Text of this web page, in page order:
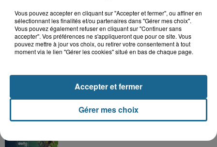
Grand jeu de l'été : les cabines de plages
Gagnez vos entrées pour Dennlys
Vous pouvez accepter en cliquant sur "Accepter et fermer", ou affiner en
sélectionnant les finalités et/ou partenaires dans "Gérer mes choix".
Vous pouvez également refuser en cliquant sur "Continuer sans
accepter". Vos préférences ne s'appliqueront que pour ce site. Vous
pouvez mettre à jour vos choix, ou retirer votre consentement à tout
moment via le lien "Gérer les cookies" situé en bas de chaque page.
Gérer mes choix
Accepter et fermer